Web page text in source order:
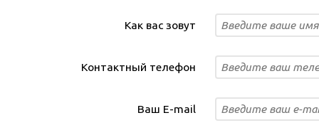
Как вас зовут
Контактный телефон
Ваш E-mail